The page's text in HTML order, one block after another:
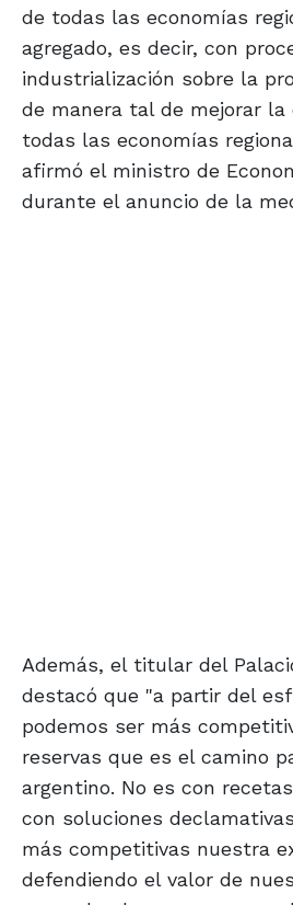
de todas las economías
agregado, es decir, con
industrialización sobre la
de manera tal de mejorar
todas las economías
afirmó el ministro de
durante el anuncio de la
Además, el titular del
destacó que "a partir del
podemos ser más
reservas que es el camino
argentino. No es con
con soluciones
más competitivas nuestra
defendiendo el valor de